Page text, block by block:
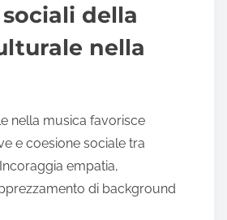
gli impatti
della
nella